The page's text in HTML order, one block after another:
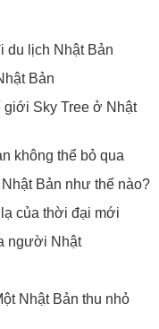
du lịch Nhật Bản
Bản
giới Sky Tree ở Nhật
không thể bỏ qua
Bản như thế nào?
của thời đại mới
người Nhật
Nhật Bản thu nhỏ